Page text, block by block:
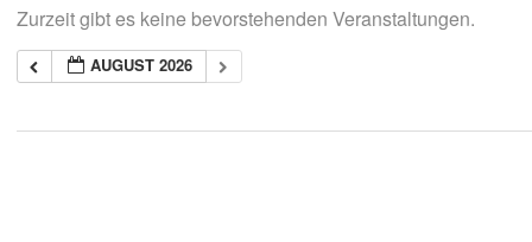
Zurzeit gibt es keine bevorstehenden Veranstaltungen.
AUGUST 2026